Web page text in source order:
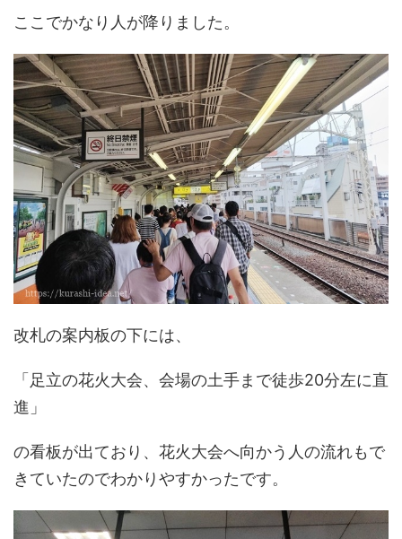
ここでかなり人が降りました。
改札の案内板の下には、
「足立の花火大会、会場の土手まで徒歩20分左に直
進」
の看板が出ており、花火大会へ向かう人の流れもで
きていたのでわかりやすかったです。